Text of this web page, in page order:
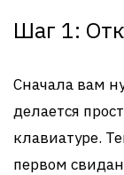
Шаг 1:
Сначала вам
делается
клавиатуре.
первом